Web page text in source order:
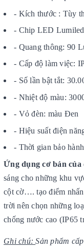
- Kích thước : Tùy
- Chip LED
- Quang thông: 90
- Cấp độ làm việc:
- Số lần bật tắt:
- Nhiệt độ màu:
- Vỏ đèn: màu Đen
- Hiệu suất điện
- Thời gian bảo
Ứng dụng cơ bản của
sáng cho những khu
cột cờ…. tạo điểm
trời nên chọn những
chống nước cao (IP65
Ghi chú:Sản phẩm